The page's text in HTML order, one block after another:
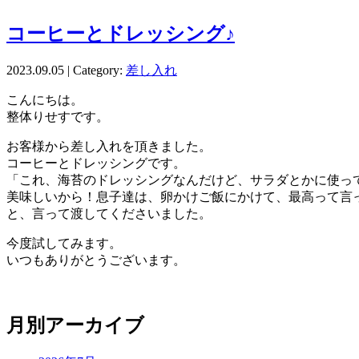
コーヒーとドレッシング♪
2023.09.05 | Category: 差し入れ
こんにちは。
整体りせすです。
お客様から差し入れを頂きました。
コーヒーとドレッシングです。
「これ、海苔のドレッシングなんだけど、サラダとかに使っ
美味しいから！息子達は、卵かけご飯にかけて、最高って言
と、言って渡してくださいました。
今度試してみます。
いつもありがとうございます。
月別アーカイブ